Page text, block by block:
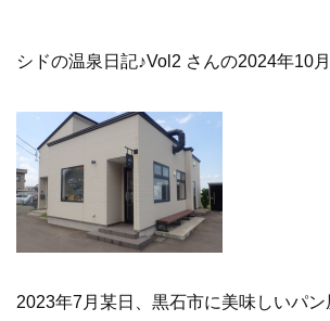
シドの温泉日記♪Vol2 さんの2024年10
2023年7月某日、黒石市に美味しいパ